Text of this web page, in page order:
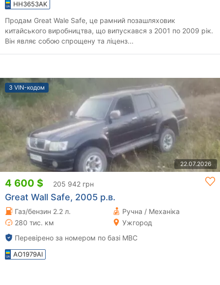
HH3653AK
Продам Great Wale Safe, це рамний позашляховик
китайського виробництва, що випускався з 2001 по 2009 рік.
Він являє собою спрощену та ліценз...
З VIN-кодом
22.07.2026
4 600 $ 205 942 грн
Great Wall Safe, 2005 р.в.
Газ/бензин 2.2 л.
Ручна / Механіка
280 тис. км
Ужгород
Перевірено за номером по базі МВС
AO1979AI